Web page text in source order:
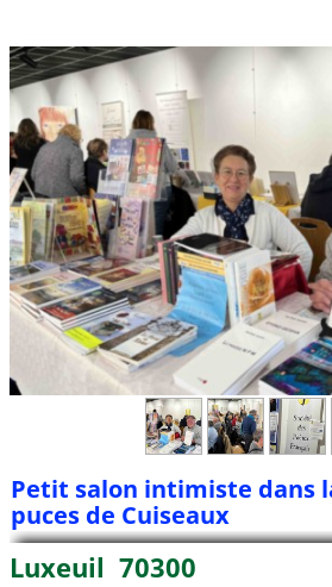
Petit salon intimiste dans
puces de Cuiseaux
Luxeuil 70300